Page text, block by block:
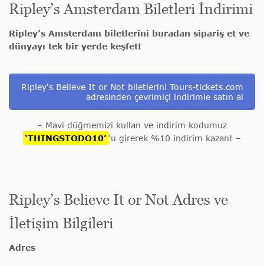
Ripley’s Amsterdam Biletleri İndirimi
Ripley’s Amsterdam biletlerini buradan sipariş et ve
dünyayı tek bir yerde keşfet!
Ripley's Believe It or Not biletlerini Tours-tickets.com
adresinden çevrimiçi indirimle satın al
– Mavi düğmemizi kullan ve indirim kodumuz
‘THINGSTODO10’‘u girerek %10 indirim kazan! –
Ripley’s Believe It or Not Adres ve
İletişim Bilgileri
Adres